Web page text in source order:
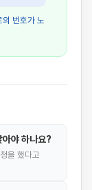
번호가 노
아야 하나요?
을 했다고